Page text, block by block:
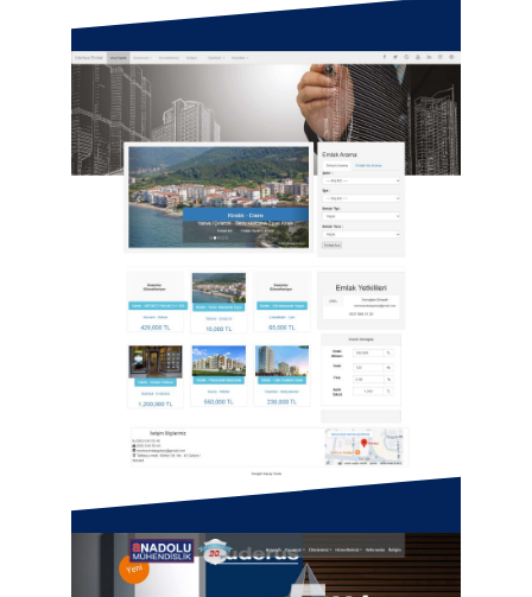
Dünya Halı Yıkama
Gebze Merkez Emlak